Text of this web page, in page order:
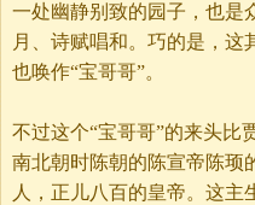
一处幽静别致的园子，也是
月、诗赋唱和。巧的是，这
也唤作“宝哥哥”。
不过这个“宝哥哥”的来头比
南北朝时陈朝的陈宣帝陈顼
人，正儿八百的皇帝。这主